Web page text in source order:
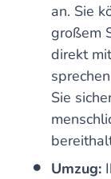
an. Sie
großem
direkt
Sie
Umzug: